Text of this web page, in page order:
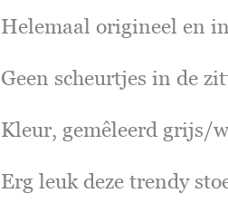
Helemaal origineel en
Geen scheurtjes in de
Kleur, gemêleerd grijs/
Erg leuk deze trendy